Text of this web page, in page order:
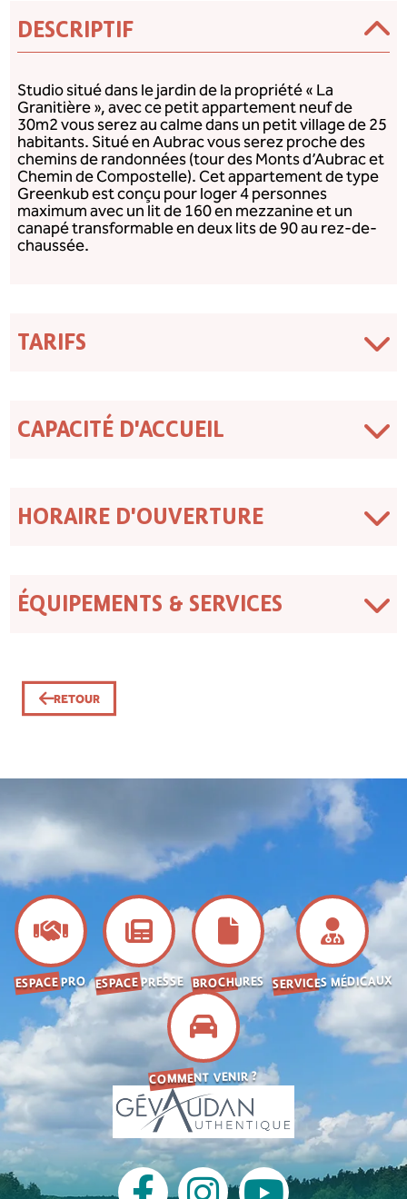
DESCRIPTIF
Studio situé dans le jardin de la propriété « La
Granitière », avec ce petit appartement neuf de
30m2 vous serez au calme dans un petit village de 25
habitants. Situé en Aubrac vous serez proche des
chemins de randonnées (tour des Monts d’Aubrac et
Chemin de Compostelle). Cet appartement de type
Greenkub est conçu pour loger 4 personnes
maximum avec un lit de 160 en mezzanine et un
canapé transformable en deux lits de 90 au rez-de-
chaussée.
TARIFS
CAPACITÉ D'ACCUEIL
HORAIRE D'OUVERTURE
ÉQUIPEMENTS & SERVICES
RETOUR
ESPACE PRO ESPACE PRESSE BROCHURES SERVICES MÉDICAUX
COMMENT VENIR ?